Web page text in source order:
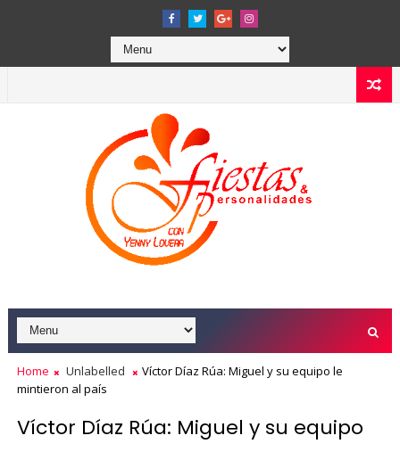
Home Unlabelled
Víctor Díaz Rúa: Miguel y su equipo le
mintieron al país
Víctor Díaz Rúa: Miguel y su equipo